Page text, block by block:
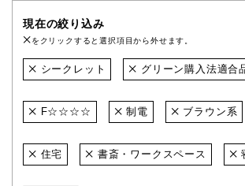
現在の絞り込み
をクリックすると選択項目から外せます。
シークレット グリーン購入法適合
F☆☆☆☆ 制電 ブラウン系
住宅 書斎・ワークスペース